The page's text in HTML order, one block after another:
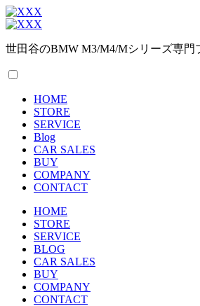
世田谷のBMW M3/M4/Mシリーズ専門
HOME
STORE
SERVICE
Blog
CAR SALES
BUY
COMPANY
CONTACT
HOME
STORE
SERVICE
BLOG
CAR SALES
BUY
COMPANY
CONTACT